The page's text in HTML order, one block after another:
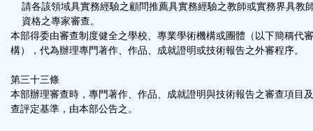
請各該領域具實務經驗之顧問推薦具實務經驗之教師或實務界具教
資格之專家審查。
本部得委由審查制度健全之學校、專業學術機構或團體（以下簡稱代
構），代為辦理專門著作、作品、成就證明或技術報告之外審程序。
第三十三條
本部辦理審查時，專門著作、作品、成就證明與技術報告之審查項目
查評定基準，由本部公告之。